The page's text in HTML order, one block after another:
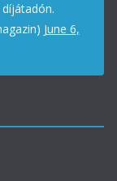
June 6,